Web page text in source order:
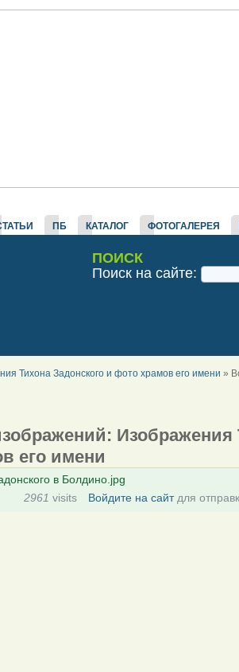
ПБ КАТАЛОГ ФОТОГАЛЕРЕЯ
ПОИСК
Поиск на сайте:
Тихона Задонского и фото храмов его имени »
Изображения
его имени
в Болдино.jpg
2961 visits Войдите на сайтдля